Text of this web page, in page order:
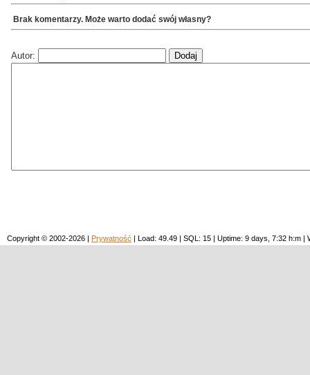
Brak komentarzy. Może warto dodać swój własny?
Autor:
Copyright © 2002-2026 | Prywatność | Load: 49.49 | SQL: 15 | Uptime: 9 days, 7:32 h:m